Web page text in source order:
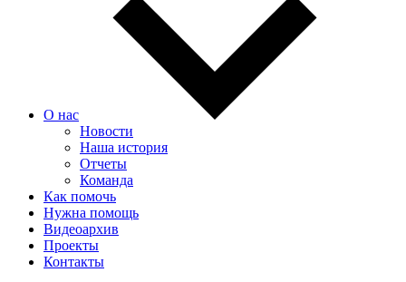
О нас
Новости
Наша история
Отчеты
Команда
Как помочь
Нужна помощь
Видеоархив
Проекты
Контакты